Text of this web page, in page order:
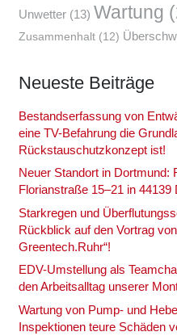
Unwetter(13) Wartung
Zusammenhalt(12)
Neu­es­te Bei­trä­ge
Bestands­er­fas­sung von
eine TV-Befah­rung die
Rückstau­schutz­kon­zept ist!
Neu­er Stand­ort in Dort­mund:
Flo­ri­an­stra­ße 15–21 in 44139
Stark­re­gen und
Rück­blick auf den Vor­trag
Greentech.Ruhr“!
EDV-Umstel­lung als
den Arbeits­all­tag unse­rer
War­tung von Pump- und
Inspek­tio­nen teu­re Schä­den